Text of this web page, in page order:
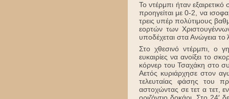
Το ντέρμπι ήταν
προηγείται με 0-2, να
τρεις υπέρ πολύτιμους
εορτών των
υποδέχεται στα Ανώγεια το
Στο χθεσινό ντέρμπι, ο
ευκαιρίες να ανοίξει το
κόρνερ του Τσαχάκη στο
Αετός κυριάρχησε στον
τελευταίας φάσης του
αστοχώντας σε τετ α τετ,